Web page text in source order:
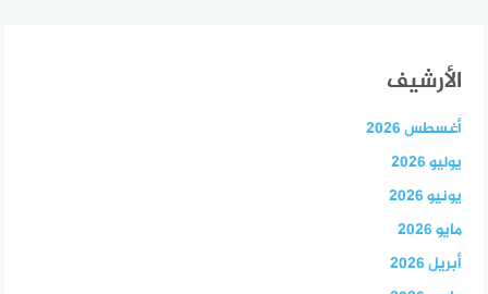
الأرشيف
أغسطس 2026
يوليو 2026
يونيو 2026
مايو 2026
أبريل 2026